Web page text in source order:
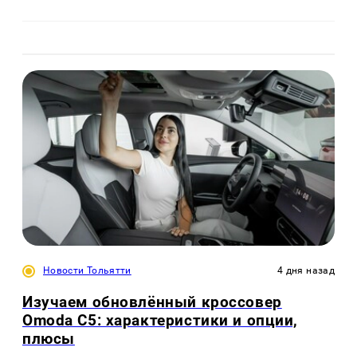
Новости Тольятти 4 дня назад
Изучаем обновлённый кроссовер
Omoda C5: характеристики и опции,
плюсы